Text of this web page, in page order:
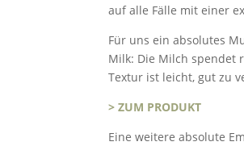
auf alle Fälle mit einer
Für uns ein absolutes
Milk: Die Milch spendet
Textur ist leicht, gut zu
> ZUM PRODUKT
Eine weitere absolute